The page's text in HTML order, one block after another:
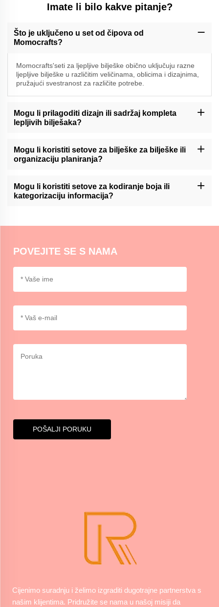
Imate li bilo kakve pitanje?
Što je uključeno u set od čipova od
Momocrafts?
Momocrafts'seti za ljepljive bilješke obično uključuju razne
ljepljive bilješke u različitim veličinama, oblicima i dizajnima,
pružajući svestranost za različite potrebe.
Mogu li prilagoditi dizajn ili sadržaj kompleta
lepljivih bilješaka?
lepljivih bilješaka. Molimo vas da kontaktirate našu podršku ili
provjerite našu web stranicu za dostupne usluge prilagođavanja.
Mogu li koristiti setove za bilješke za bilješke ili
organizaciju planiranja?
sredstvo za pisanje dnevnika ili organizaciju planera,
omogućavajući korisnicima lako dodavanje i pomicanje bilješaka
unutar svojih rasporeda.
Mogu li koristiti setove za kodiranje boja ili
kategorizaciju informacija?
način razlikovanja i naglašavanja važnih detalja.
POVEJITE SE S NAMA
POŠALJI PORUKU
Cijenimo suradnju i želimo izgraditi dugotrajne partnerstva s
našim klijentima. Pridružite se nama u našoj misiji da